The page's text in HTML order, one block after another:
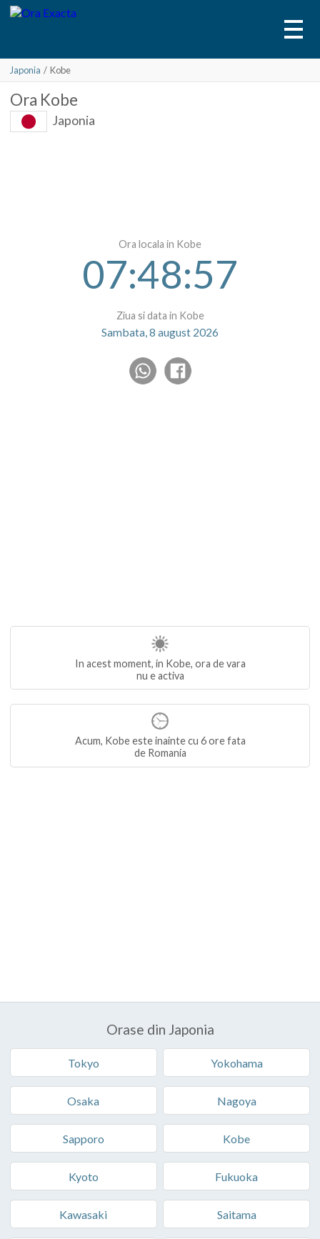
Japonia / Kobe
Ora Kobe
Japonia
Ora locala in Kobe
07:48:57
Ziua si data in Kobe
Sambata, 8 august 2026
In acest moment, in Kobe, ora de vara
nu e activa
Acum, Kobe este inainte cu 6 ore fata
de Romania
Orase din Japonia
Tokyo Yokohama
Osaka Nagoya
Sapporo Kobe
Kyoto Fukuoka
Kawasaki Saitama